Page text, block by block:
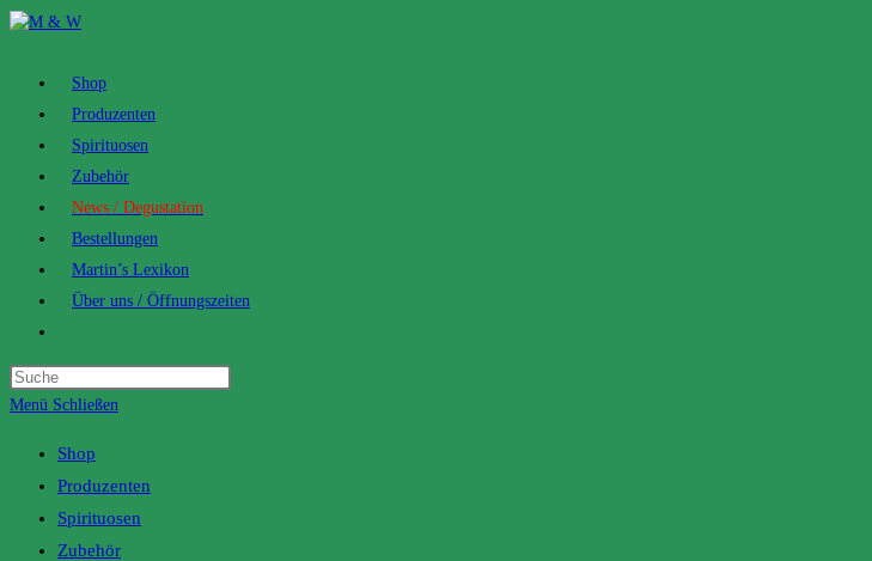
Zum
Shop
Produzenten
Spirituosen
Zubehör
News / Degustation
Bestellungen
Martin’s Lexikon
Über uns / Öffnungszeiten
website
search
Menü Schließen
Shop
Produzenten
Spirituosen
Zubehör